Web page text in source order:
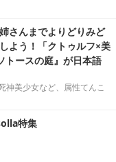
さんまでよりどりみど
よう！「クトゥルフ×美
トースの庭』が日本語
神美少女など、属性てんこ
特集